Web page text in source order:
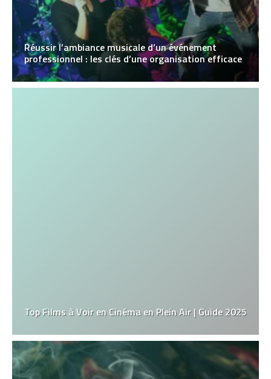
Réussir l’ambiance musicale d’un événement
professionnel : les clés d’une organisation efficace
Top Films à Voir en Cinéma en Plein Air | Guide 2025